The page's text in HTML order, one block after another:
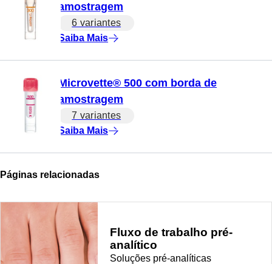
amostragem
6 variantes
Saiba Mais
Microvette® 500 com borda de
amostragem
7 variantes
Saiba Mais
Páginas relacionadas
Fluxo de trabalho pré-
analítico
Soluções pré-analíticas